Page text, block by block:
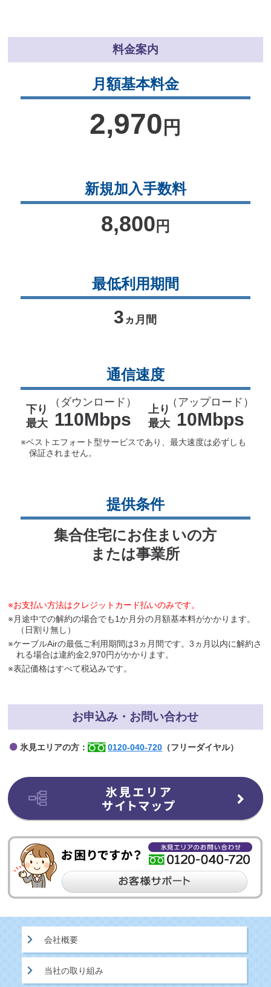
料金案内
月額基本料金
2,970 円
新規加入手数料
8,800 円
最低利用期間
3 ヵ月間
通信速度
下り
最大
（ダウンロード）
110Mbps
上り
最大
（アップロード）
10Mbps
※ベストエフォート型サービスであり、最大速度は必ずしも
保証されません。
提供条件
集合住宅にお住まいの方
または事業所
※お支払い方法はクレジットカード払いのみです。
※月途中での解約の場合でも1か月分の月額基本料がかかります。
（日割り無し）
※ケーブルAirの最低ご利用期間は3ヵ月間です。3ヵ月以内に解約さ
れる場合は違約金2,970円がかかります。
※表記価格はすべて税込みです。
お申込み・お問い合わせ
氷見エリアの方： 0120-040-720 （フリーダイヤル）
会社概要
当社の取り組み